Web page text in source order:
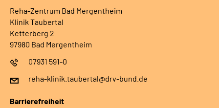
Reha-Zentrum Bad Mergentheim
Klinik Taubertal
Ketterberg 2
97980 Bad Mergentheim
07931 591-0
reha-klinik.taubertal@drv-bund.de
Barrierefreiheit